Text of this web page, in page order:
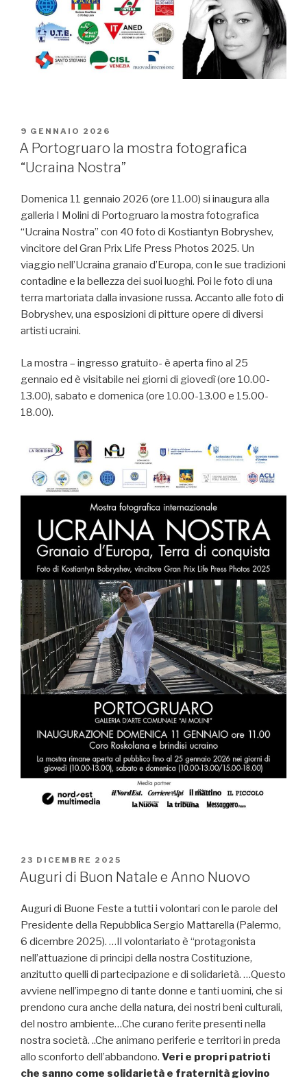
PUBBLICATO
IL
9 GENNAIO 2026
A Portogruaro la mostra fotografica
“Ucraina Nostra”
Domenica 11 gennaio 2026 (ore 11.00) si inaugura alla
galleria I Molini di Portogruaro la mostra fotografica
“Ucraina Nostra” con 40 foto di Kostiantyn Bobryshev,
vincitore del Gran Prix Life Press Photos 2025. Un
viaggio nell’Ucraina granaio d’Europa, con le sue tradizioni
contadine e la bellezza dei suoi luoghi. Poi le foto di una
terra martoriata dalla invasione russa. Accanto alle foto di
Bobryshev, una esposizioni di pitture opere di diversi
artisti ucraini.
La mostra – ingresso gratuito- è aperta fino al 25
gennaio ed è visitabile nei giorni di giovedì (ore 10.00-
13.00), sabato e domenica (ore 10.00-13.00 e 15.00-
18.00).
PUBBLICATO
IL
23 DICEMBRE 2025
Auguri di Buon Natale e Anno Nuovo
Auguri di Buone Feste a tutti i volontari con le parole del
Presidente della Repubblica Sergio Mattarella (Palermo,
6 dicembre 2025). …Il volontariato è “protagonista
nell’attuazione di principi della nostra Costituzione,
anzitutto quelli di partecipazione e di solidarietà. …Questo
avviene nell’impegno di tante donne e tanti uomini, che si
prendono cura anche della natura, dei nostri beni culturali,
del nostro ambiente…Che curano ferite presenti nella
nostra società. ..Che animano periferie e territori in preda
allo sconforto dell’abbandono. Veri e propri patrioti
che sanno come solidarietà e fraternità giovino